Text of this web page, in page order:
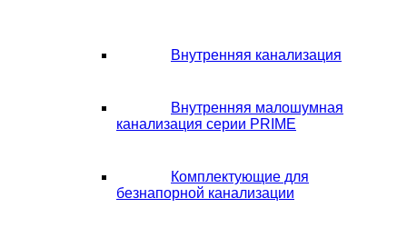
Внутренняя канализация
Внутренняя малошумная
канализация серии PRIME
Комплектующие для
безнапорной канализации